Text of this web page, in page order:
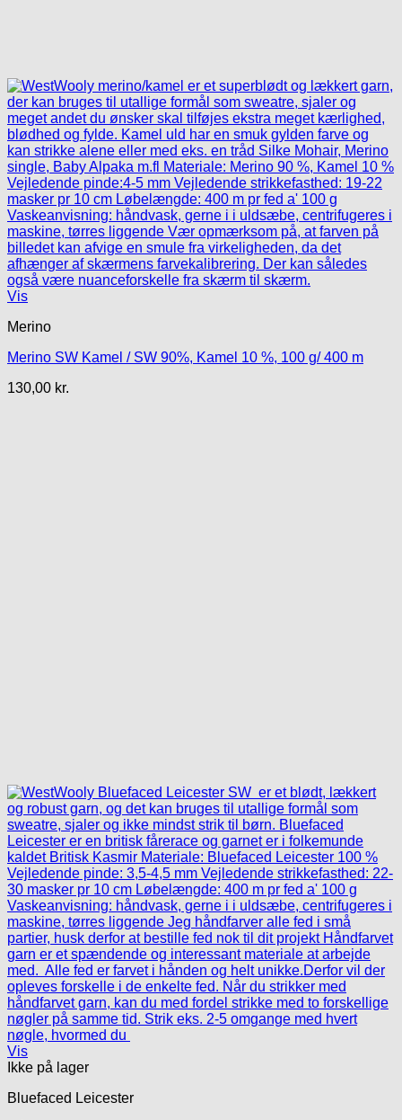
Vis
Merino
Merino SW Kamel / SW 90%, Kamel 10 %, 100 g/ 400 m
130,00 kr.
Vis
Ikke på lager
Bluefaced Leicester